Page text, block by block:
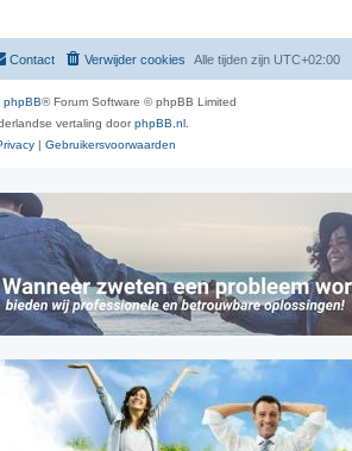
Alle tijden zijn UTC+02:00
Verwijder cookies
Contact
phpBB® Forum Software © phpBB Limited
vertaling doorphpBB.nl.
| Gebruikersvoorwaarden